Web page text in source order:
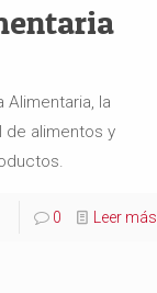
Alimentaria, la
de alimentos y
0 Leer más